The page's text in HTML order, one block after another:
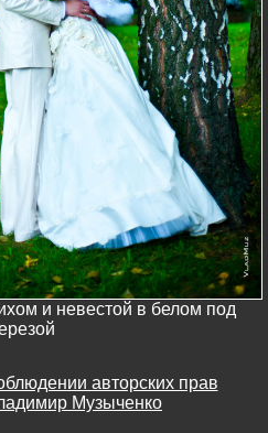
и невестой в белом под
авторских прав
Музыченко